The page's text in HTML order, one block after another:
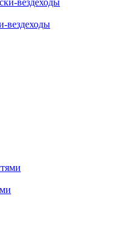
вездеходы